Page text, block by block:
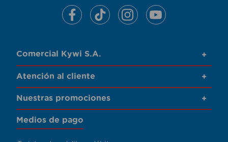
Comercial Kywi S.A. +
Atención al cliente +
Nuestras promociones +
Medios de pago